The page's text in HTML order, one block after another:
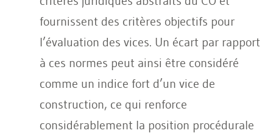
fournissent des critères objectifs pour
l’évaluation des vices. Un écart par rapport
à ces normes peut ainsi être considéré
comme un indice fort d’un vice de
construction, ce qui renforce
considérablement la position procédurale